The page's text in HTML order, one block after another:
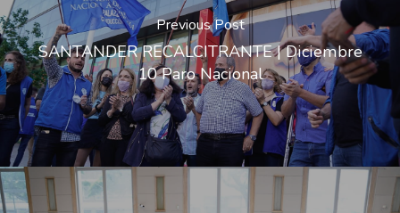
Previous Post
SANTANDER RECALCITRANTE | Diciembre
10 Paro Nacional